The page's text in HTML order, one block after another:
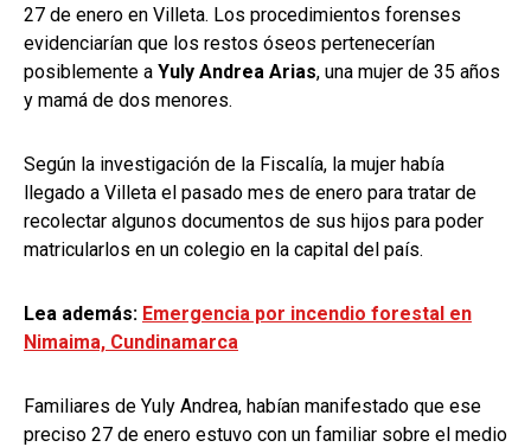
27 de enero en Villeta. Los procedimientos forenses
evidenciarían que los restos óseos pertenecerían
posiblemente a Yuly Andrea Arias, una mujer de 35 años
y mamá de dos menores.
Según la investigación de la Fiscalía, la mujer había
llegado a Villeta el pasado mes de enero para tratar de
recolectar algunos documentos de sus hijos para poder
matricularlos en un colegio en la capital del país.
Lea además: Emergencia por incendio forestal en
Nimaima, Cundinamarca
Familiares de Yuly Andrea, habían manifestado que ese
preciso 27 de enero estuvo con un familiar sobre el medio